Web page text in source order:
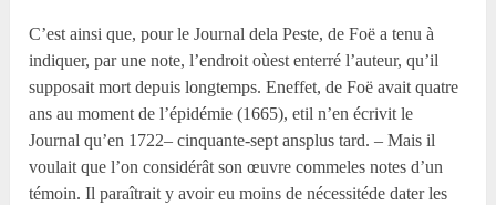
C’est ainsi que, pour le Journal dela Peste, de Foë a tenu à
indiquer, par une note, l’endroit oùest enterré l’auteur, qu’il
supposait mort depuis longtemps. Eneffet, de Foë avait quatre
ans au moment de l’épidémie (1665), etil n’en écrivit le
Journal qu’en 1722– cinquante-sept ansplus tard. – Mais il
voulait que l’on considérât son œuvre commeles notes d’un
témoin. Il paraîtrait y avoir eu moins de nécessitéde dater les